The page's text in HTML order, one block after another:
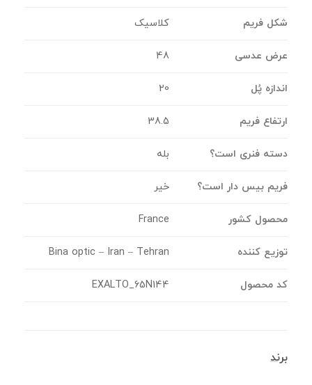
شکل فریم کلاسیک
عرض عدسی 48
اندازه پُل 20
ارتفاع فریم 38.5
دسته فنری است؟ بله
فریم بیس دار است؟ خیر
محصول کشور France
توزیع کننده Bina optic – Iran – Tehran
کد محصول EXALTO_65N144
برند